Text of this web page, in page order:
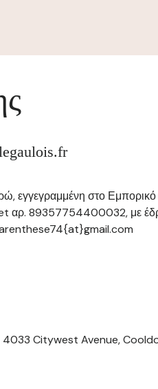
εγγεγραμμένη στο Εμπορικό
αρ. 89357754400032, με
4033 Citywest Avenue,